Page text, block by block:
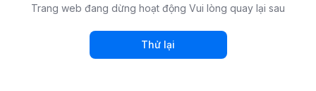
Trang web đang dừng hoạt động Vui lòng quay lại sau
Thử lại